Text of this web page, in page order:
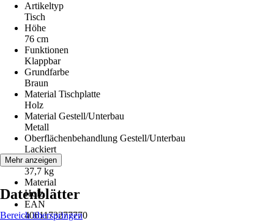
Artikeltyp
Tisch
Höhe
76 cm
Funktionen
Klappbar
Grundfarbe
Braun
Material Tischplatte
Holz
Material Gestell/Unterbau
Metall
Oberflächenbehandlung Gestell/Unterbau
Lackiert
Gewicht
37,7 kg
Material
Holz
EAN
4061173277770
Mehr anzeigen
Datenblätter
Bereich überspringen